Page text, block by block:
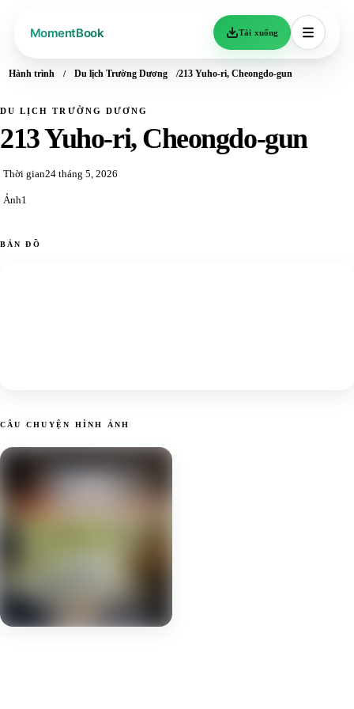
Tải xuống
Hành trình Du lịch Trường Dương 213 Yuho-ri, Cheongdo-gun
DU LỊCH TRƯỜNG DƯƠNG
213 Yuho-ri, Cheongdo-gun
Thời gian24 tháng 5, 2026
Ảnh1
BẢN ĐỒ
CÂU CHUYỆN HÌNH ẢNH